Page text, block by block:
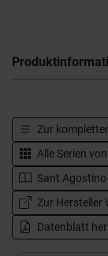
Zur
Alle Serien von
Sant
Zur Hersteller
Datenblatt